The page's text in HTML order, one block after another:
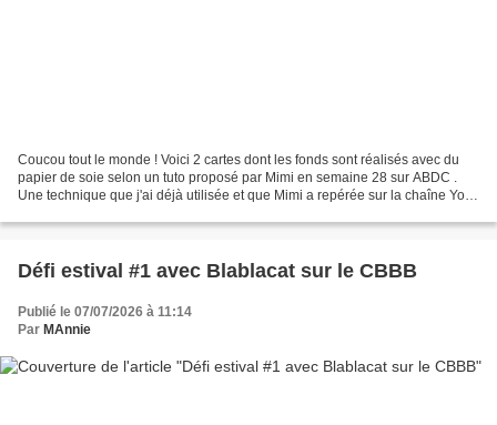
Coucou tout le monde ! Voici 2 cartes dont les fonds sont réalisés avec du
papier de soie selon un tuto proposé par Mimi en semaine 28 sur ABDC .
Une technique que j'ai déjà utilisée et que Mimi a repérée sur la chaîne You
Défi estival #1 avec Blablacat sur le CBBB
Publié le 07/07/2026 à 11:14
Par MAnnie